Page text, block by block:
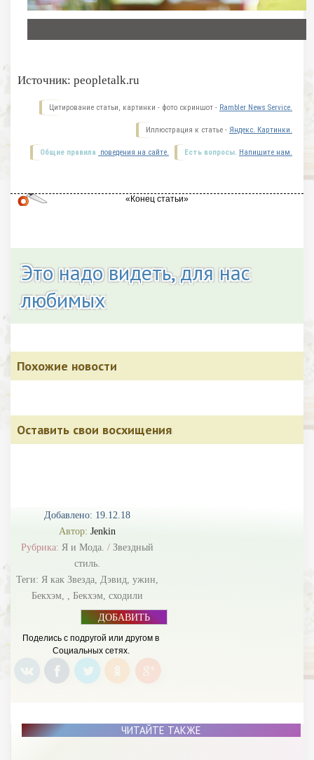
Добавлено: 19.12.18
Автор: Jenkin
Рубрика: Я и Мода. / Звездный
стиль.
Теги: Я как Звезда, Дэвид, ужин,
Бекхэм, , Бекхэм, сходили
ДОБАВИТЬ
Поделись с подругой или другом в
Социальных сетях.
Источник: peopletalk.ru
Цитирование статьи, картинки - фото скриншот - Rambler News Service.
Иллюстрация к статье - Яндекс. Картинки.
Есть вопросы. Напишите нам.
Общие правила поведения на сайте.
Это надо видеть, для нас
любимых
Похожие новости
Оставить свои восхищения
ЧИТАЙТЕ ТАКЖЕ